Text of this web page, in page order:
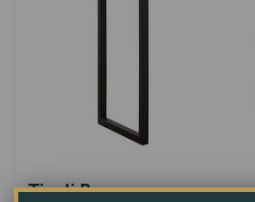
Tivoli Bureau